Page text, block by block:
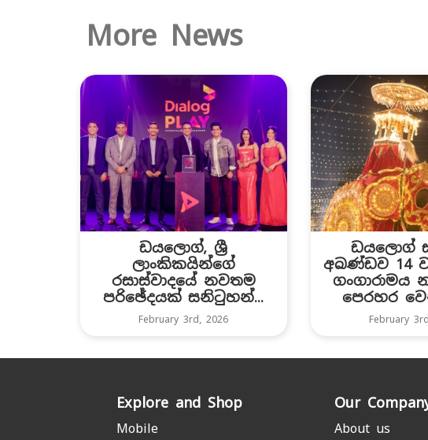
More News
ඩයලොග්, ශ්‍රී
ලාංකිකයින්ගේ
රසාස්වාදයේ නවතම
පරිඡේදයක් සනිටුහන්...
February 3rd, 2026
ඩයලොග්
අඛණ්ඩව 14
ගංගාරාමය
පෙරහර
February
Explore and Shop
Mobile
Our
About us